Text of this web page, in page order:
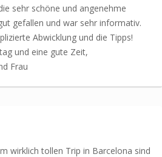
sehr schöne und angenehme
gefallen und war sehr informativ.
Abwicklung und die Tipps!
und eine gute Zeit,
Frau
wirklich tollen Trip in Barcelona sind